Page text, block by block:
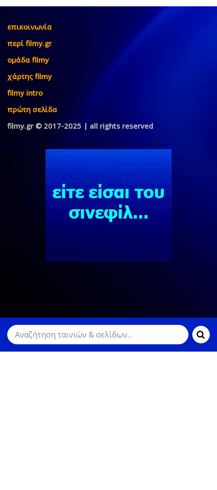
επικοινωνία
περί filmy.gr
ομάδα filmy
χάρτης filmy
filmy intro
πρώτη σελίδα
filmy.gr © 2017-2025 | all rights reserved